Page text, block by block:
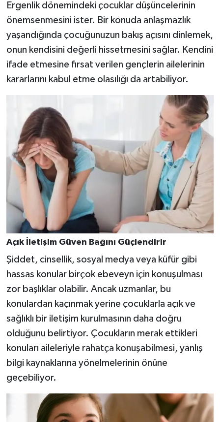
Ergenlik dönemindeki çocuklar düşüncelerinin
önemsenmesini ister. Bir konuda anlaşmazlık
yaşandığında çocuğunuzun bakış açısını dinlemek,
onun kendisini değerli hissetmesini sağlar. Kendini
ifade etmesine fırsat verilen gençlerin ailelerinin
kararlarını kabul etme olasılığı da artabiliyor.
Açık İletişim Güven Bağını Güçlendirir
Şiddet, cinsellik, sosyal medya veya küfür gibi
hassas konular birçok ebeveyn için konuşulması
zor başlıklar olabilir. Ancak uzmanlar, bu
konulardan kaçınmak yerine çocuklarla açık ve
sağlıklı bir iletişim kurulmasının daha doğru
olduğunu belirtiyor. Çocukların merak ettikleri
konuları aileleriyle rahatça konuşabilmesi, yanlış
bilgi kaynaklarına yönelmelerinin önüne
geçebiliyor.